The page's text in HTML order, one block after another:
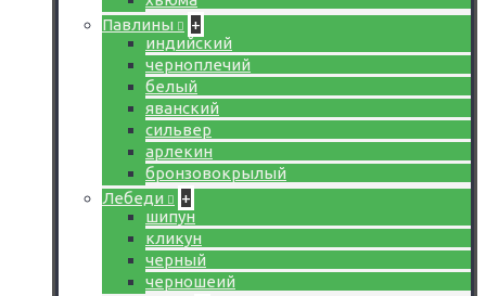
Павлины
+
индийский
черноплечий
белый
яванский
сильвер
арлекин
бронзовокрылый
Лебеди
+
шипун
кликун
черный
черношеий